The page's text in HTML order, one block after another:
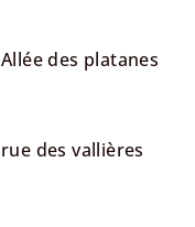
Allée des platanes
rue des vallières